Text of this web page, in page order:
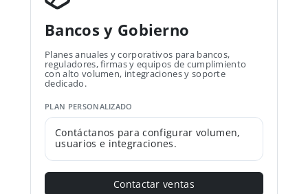
Bancos y Gobierno
Planes anuales y corporativos para bancos,
reguladores, firmas y equipos de cumplimiento
con alto volumen, integraciones y soporte
dedicado.
PLAN PERSONALIZADO
Contáctanos para configurar volumen,
usuarios e integraciones.
Contactar ventas